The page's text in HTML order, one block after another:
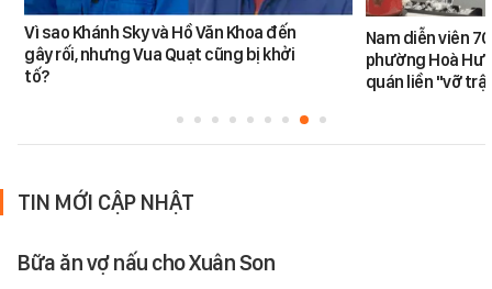
Vì sao Khánh Sky và Hồ Văn Khoa đến
gây rối, nhưng Vua Quạt cũng bị khởi
tố?
Nam diễn viên
phường Hoà
quán liền "vỡ
TIN MỚI CẬP NHẬT
Bữa ăn vợ nấu cho Xuân Son